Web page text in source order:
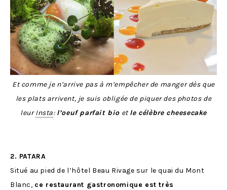
Et comme je n’arrive pas à m’empêcher de manger dès que
les plats arrivent, je suis obligée de piquer des photos de
leurInsta: l’oeuf parfait bio etle célèbre cheesecake
2. PATARA
Situé au pied de l’hôtel Beau Rivage sur le quai du Mont
Blanc, ce restaurant gastronomique est très